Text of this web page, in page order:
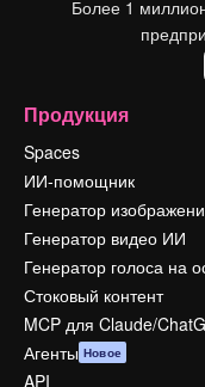
Более 1
Продукция
Spaces
ИИ-помощник
Генератор
Генератор видео ИИ
Генератор голоса на
Стоковый контент
MCP для Claude/
Агенты Новое
API